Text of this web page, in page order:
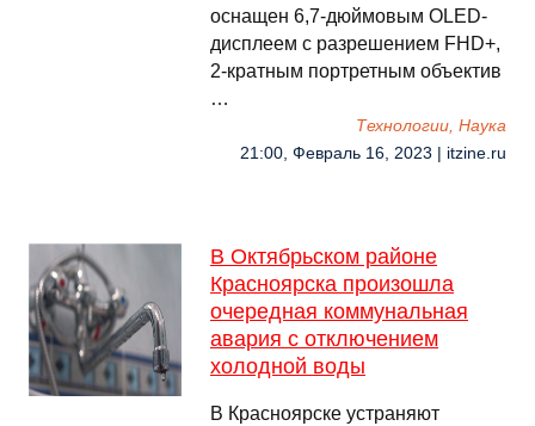
оснащен 6,7-дюймовым OLED-
дисплеем с разрешением FHD+,
2-кратным портретным объектив
…
Технологии, Наука
21:00, Февраль 16, 2023 | itzine.ru
В Октябрьском районе
Красноярска произошла
очередная коммунальная
авария с отключением
холодной воды
В Красноярске устраняют